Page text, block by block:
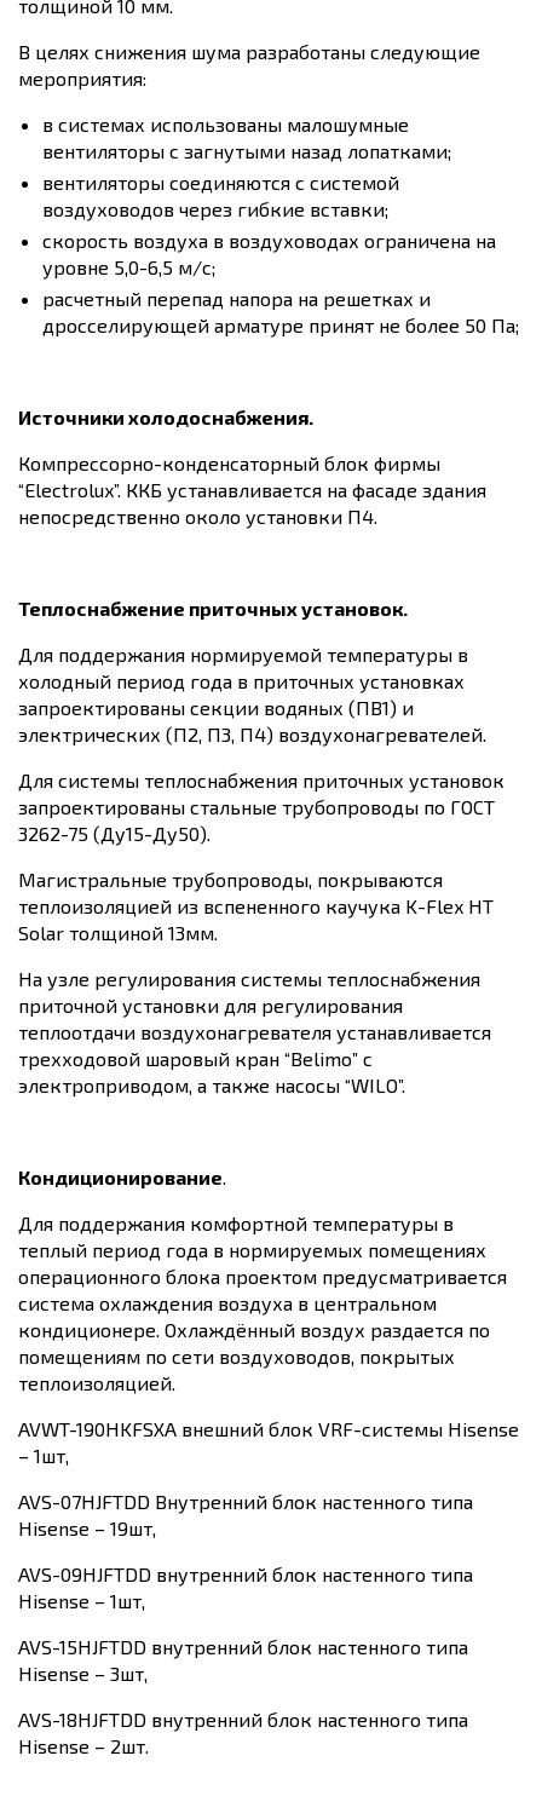
толщиной 10 мм.
В целях снижения шума разработаны следующие
мероприятия:
в системах использованы малошумные
вентиляторы с загнутыми назад лопатками;
вентиляторы соединяются с системой
воздуховодов через гибкие вставки;
скорость воздуха в воздуховодах ограничена на
уровне 5,0-6,5 м/с;
расчетный перепад напора на решетках и
дросселирующей арматуре принят не более 50 Па;
Источники холодоснабжения.
Компрессорно-конденсаторный блок фирмы
“Electrolux”. ККБ устанавливается на фасаде здания
непосредственно около установки П4.
Теплоснабжение приточных установок.
Для поддержания нормируемой температуры в
холодный период года в приточных установках
запроектированы секции водяных (ПВ1) и
электрических (П2, П3, П4) воздухонагревателей.
Для системы теплоснабжения приточных установок
запроектированы стальные трубопроводы по ГОСТ
3262-75 (Ду15-Ду50).
Магистральные трубопроводы, покрываются
теплоизоляцией из вспененного каучука K-Flex HT
Solar толщиной 13мм.
На узле регулирования системы теплоснабжения
приточной установки для регулирования
теплоотдачи воздухонагревателя устанавливается
трехходовой шаровый кран “Belimo” c
электроприводом, а также насосы “WILO”.
Кондиционирование.
Для поддержания комфортной температуры в
теплый период года в нормируемых помещениях
операционного блока проектом предусматривается
система охлаждения воздуха в центральном
кондиционере. Охлаждённый воздух раздается по
помещениям по сети воздуховодов, покрытых
теплоизоляцией.
AVWT-190HKFSXA внешний блок VRF-системы Hisense
– 1шт,
AVS-07HJFTDD Внутренний блок настенного типа
Hisense – 19шт,
AVS-09HJFTDD внутренний блок настенного типа
Hisense – 1шт,
AVS-15HJFTDD внутренний блок настенного типа
Hisense – 3шт,
AVS-18HJFTDD внутренний блок настенного типа
Hisense – 2шт.